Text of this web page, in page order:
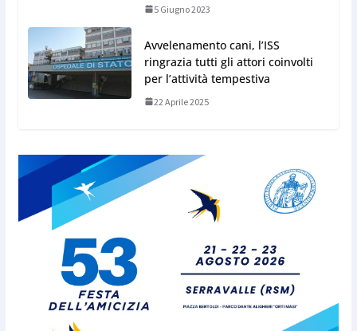
5 Giugno 2023
Avvelenamento cani, l’ISS
ringrazia tutti gli attori coinvolti
per l’attività tempestiva
22 Aprile 2025